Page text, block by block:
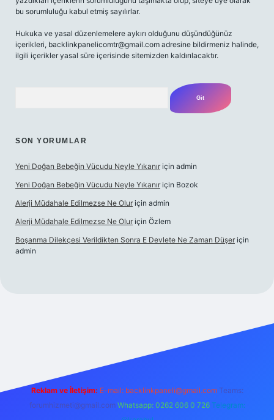
bu sorumluluğu kabul etmiş sayılırlar.
Hukuka ve yasal düzenlemelere aykırı olduğunu düşündüğünüz
içerikleri, backlinkpanelicomtr@gmail.com adresine bildirmeniz halinde,
ilgili içerikler yasal süre içerisinde sitemizden kaldırılacaktır.
SON YORUMLAR
Yeni Doğan Bebeğin Vücudu Neyle Yıkanır için admin
Yeni Doğan Bebeğin Vücudu Neyle Yıkanır için Bozok
Alerji Müdahale Edilmezse Ne Olur için admin
Alerji Müdahale Edilmezse Ne Olur için Özlem
Boşanma Dilekçesi Verildikten Sonra E Devlete Ne Zaman Düşer için
admin
Reklam ve İletişim: E-mail: backlinkpaneli@gmail.com Teams:
forumhizmeti@gmail.com Whatsapp: 0262 606 0 726 Telegram: